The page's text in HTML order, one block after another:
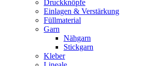
Druckknöpfe
Einlagen & Verstärkung
Füllmaterial
Garn
Nähgarn
Stickgarn
Kleber